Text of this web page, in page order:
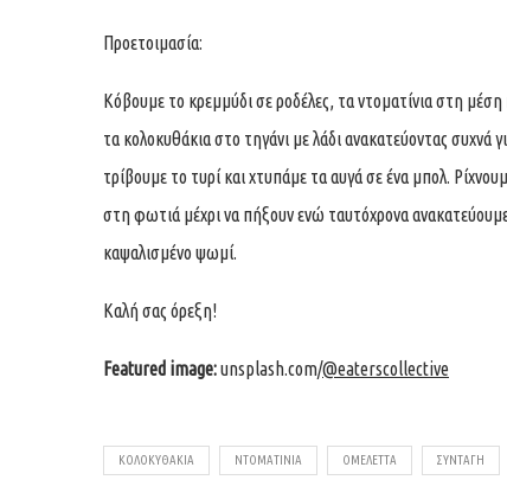
Προετοιμασία:
Κόβουμε το κρεμμύδι σε ροδέλες, τα ντοματίνια στη
τα κολοκυθάκια στο τηγάνι με λάδι ανακατεύοντας
τρίβουμε το τυρί και χτυπάμε τα αυγά σε ένα μπολ.
στη φωτιά μέχρι να πήξουν ενώ ταυτόχρονα
καψαλισμένο ψωμί.
Καλή σας όρεξη!
Featured image:unsplash.com/@eaterscollective
ΚΟΛΟΚΥΘΆΚΙΑ ΝΤΟΜΑΤΊΝΙΑ ΟΜΕΛΈΤΤΑ ΣΥΝΤΑΓΉ